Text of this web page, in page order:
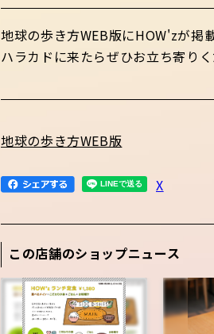
地球の歩き方WEB版にHOW'zが掲
ハラカドに来たらぜひお立ち寄りく
地球の歩き方WEB版
X
この店舗のショップニュース